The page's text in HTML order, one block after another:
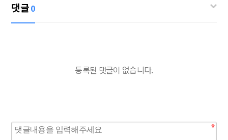
댓글0
등록된 댓글이 없습니다.